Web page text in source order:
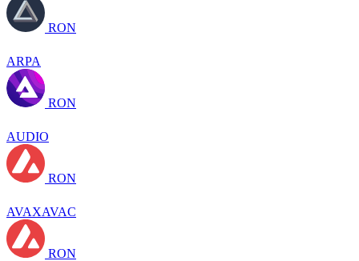
RON
ARPA
RON
AUDIO
RON
AVAXAVAC
RON